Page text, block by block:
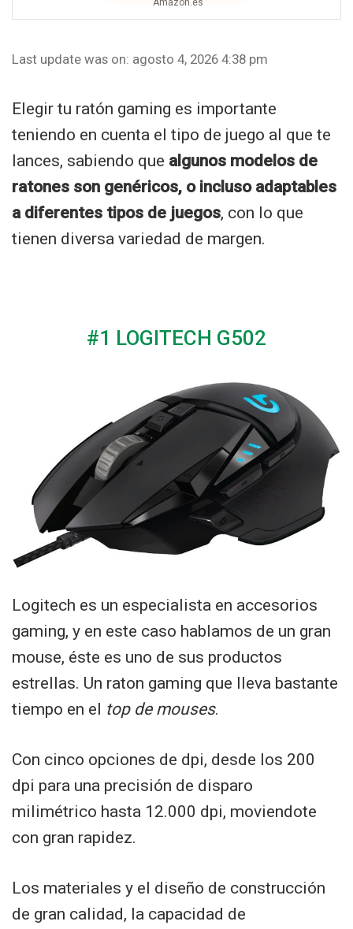
Last update was on: agosto 4, 2026 4:38 pm
Elegir tu ratón gaming es importante
teniendo en cuenta el tipo de juego al que te
lances, sabiendo que algunos modelos de
ratones son genéricos, o incluso adaptables
a diferentes tipos de juegos, con lo que
tienen diversa variedad de margen.
#1 LOGITECH G502
Logitech es un especialista en accesorios
gaming, y en este caso hablamos de un gran
mouse, éste es uno de sus productos
estrellas. Un raton gaming que lleva bastante
tiempo en el top de mouses.
Con cinco opciones de dpi, desde los 200
dpi para una precisión de disparo
milimétrico hasta 12.000 dpi, moviendote
con gran rapidez.
Los materiales y el diseño de construcción
de gran calidad, la capacidad de